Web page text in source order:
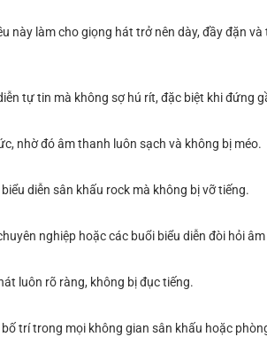
này làm cho giọng hát trở nên dày, đầy đặn
tự tin mà không sợ hú rít, đặc biệt khi đứng
nhờ đó âm thanh luôn sạch và không bị méo.
diễn sân khấu rock mà không bị vỡ tiếng.
nghiệp hoặc các buổi biểu diễn đòi hỏi
luôn rõ ràng, không bị đục tiếng.
trí trong mọi không gian sân khấu hoặc